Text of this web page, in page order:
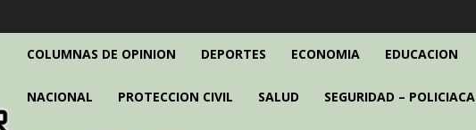
COLUMNAS DE OPINION DEPORTES ECONOMIA EDUCACION
NACIONAL PROTECCION CIVIL SALUD SEGURIDAD – POLICIACA